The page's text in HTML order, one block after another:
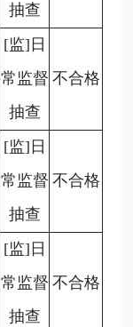
抽查
[监]日
常监督
抽查
不合格
[监]日
常监督
抽查
不合格
[监]日
常监督
抽查
不合格